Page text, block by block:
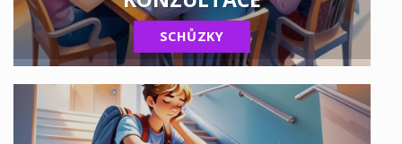
SCHŮZKY